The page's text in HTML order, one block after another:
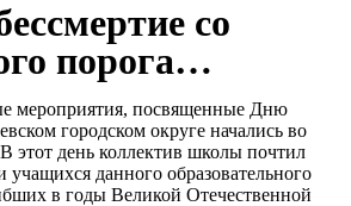
со
порога…
мероприятия, посвященные Дню
городском округе начались во
день коллектив школы почтил
учащихся данного образовательного
в годы Великой Отечественной